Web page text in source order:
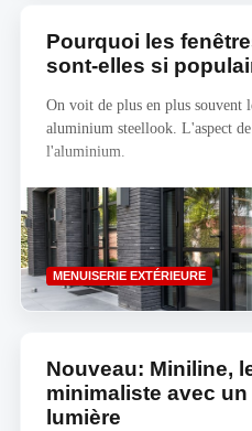
Pourquoi les
sont-elles si
On voit de plus en plus souvent
aluminium steellook. L'aspect
l'aluminium.
MENUISERIE EXTÉRIEURE
Nouveau: Miniline,
minimaliste avec
lumière